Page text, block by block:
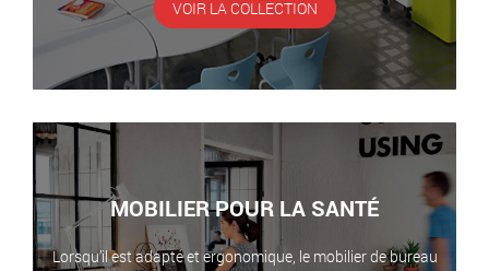
VOIR LA COLLECTION
MOBILIER POUR LA SANTÉ
Lorsqu’il est adapté et ergonomique, le mobilier de bureau